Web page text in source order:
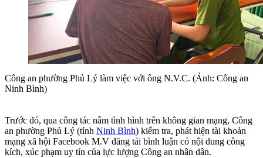
Công an phường Phủ Lý làm việc với ông N.V.C. (Ảnh: Công an
Ninh Bình)
Trước đó, qua công tác nắm tình hình trên không gian mạng, Công
an phường Phủ Lý (tỉnh Ninh Bình) kiểm tra, phát hiện tài khoản
mạng xã hội Facebook M.V đăng tải bình luận có nội dung công
kích, xúc phạm uy tín của lực lượng Công an nhân dân.